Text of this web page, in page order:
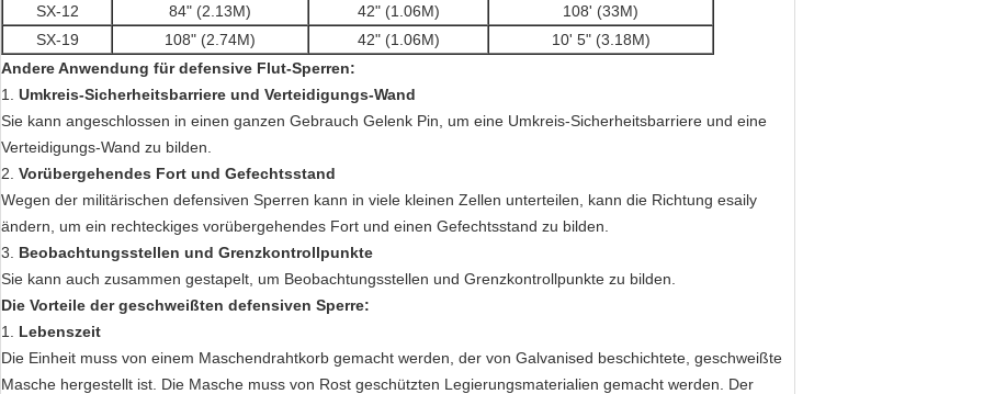
SX-12 84" (2.13M) 42" (1.06M)
108' (33M)
SX-19 108" (2.74M) 42" (1.06M)
10' 5" (3.18M)
Andere Anwendung für defensive Flut-Sperren:
1. Umkreis-Sicherheitsbarriere und Verteidigungs-Wand
Sie kann angeschlossen in einen ganzen Gebrauch Gelenk Pin, um eine Umkreis-Sicherheitsbarriere und eine
Verteidigungs-Wand zu bilden.
2. Vorübergehendes Fort und Gefechtsstand
Wegen der militärischen defensiven Sperren kann in viele kleinen Zellen unterteilen, kann die Richtung esaily
ändern, um ein rechteckiges vorübergehendes Fort und einen Gefechtsstand zu bilden.
3. Beobachtungsstellen und Grenzkontrollpunkte
Sie kann auch zusammen gestapelt, um Beobachtungsstellen und Grenzkontrollpunkte zu bilden.
Die Vorteile der geschweißten defensiven Sperre:
1. Lebenszeit
Die Einheit muss von einem Maschendrahtkorb gemacht werden, der von Galvanised beschichtete, geschweißte
Masche hergestellt ist. Die Masche muss von Rost geschützten Legierungsmaterialien gemacht werden. Der